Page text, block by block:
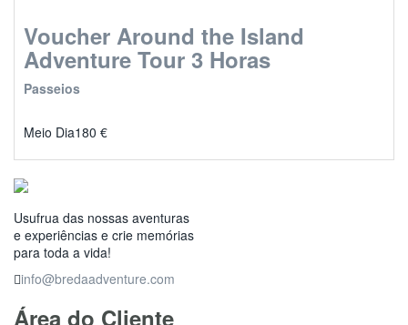
Voucher Around the Island
Adventure Tour 3 Horas
Passeios
Meio Dia180 €
Usufrua das nossas aventuras
e experiências e crie memórias
para toda a vida!
info@bredaadventure.com
Área do Cliente